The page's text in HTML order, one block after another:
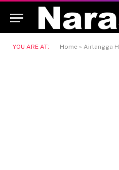
YOU ARE AT: Home » Airlangga